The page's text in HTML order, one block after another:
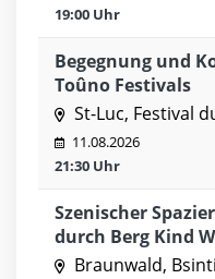
19:00 Uhr
Begegnung und
Toûno Festivals
St-Luc, Festival
11.08.2026
21:30 Uhr
Szenischer
durch Berg Kind
Braunwald,